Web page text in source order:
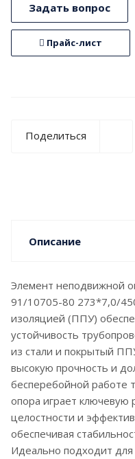
Задать вопрос
Прайс-лист
Поделиться
Описание
Элемент неподвижной
91/10705-80 273*7,0/
изоляцией (ППУ)
устойчивость
из стали и покрытый
высокую прочность и
бесперебойной работе
опора играет
целостности и
обеспечивая
Идеально подходит для